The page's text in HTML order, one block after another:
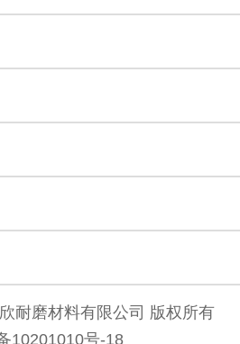
耐磨材料有限公司 版权所有
10201010号-18